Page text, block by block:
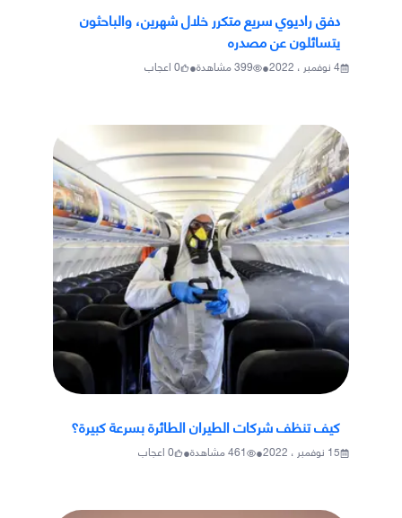
دفق راديوي سريع متكرر خلال شهرين، والباحثون
يتسائلون عن مصدره
4 نوفمبر ، 2022 •
399مشاهدة•
0اعجاب
كيف تنظف شركات الطيران الطائرة بسرعة كبيرة؟
15 نوفمبر ، 2022 •
461مشاهدة•
0اعجاب